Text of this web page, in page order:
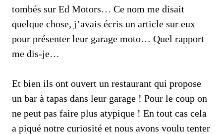
tombés sur Ed Motors… Ce nom me disait
quelque chose, j’avais écris un article sur eux
pour présenter leur garage moto… Quel rapport
me dis-je…
Et bien ils ont ouvert un restaurant qui propose
un bar à tapas dans leur garage ! Pour le coup on
ne peut pas faire plus atypique ! En tout cas cela
a piqué notre curiosité et nous avons voulu tenter